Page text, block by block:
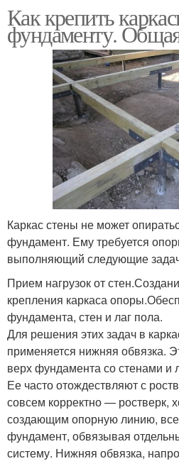
Как крепить
фундаменту.
Каркас стены не может
фундамент. Ему требуется
выполняющий следующие
Прием нагрузок от
крепления каркаса
фундамента, стен и лаг пола.
Для решения этих задач в
применяется нижняя обвязка.
верх фундамента со стенами и
Ее часто отождествляют с
совсем корректно — ростверк,
создающим опорную линию,
фундамент, обвязывая
систему. Нижняя обвязка,